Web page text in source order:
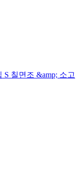
칠면조 &amp; 소고